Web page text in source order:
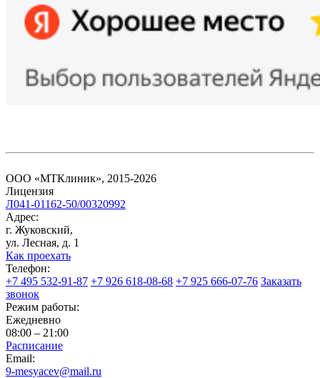
ООО «МТКлиник», 2015-2026
Лицензия
Л041-01162-50/00320992
Адрес:
г. Жуковский,
ул. Лесная, д. 1
Как проехать
Телефон:
+7 495 532-91-87 +7 926 618-08-68 +7 925 666-07-76 Заказать
звонок
Режим работы:
Ежедневно
08:00 – 21:00
Расписание
Email:
9-mesyacev@mail.ru